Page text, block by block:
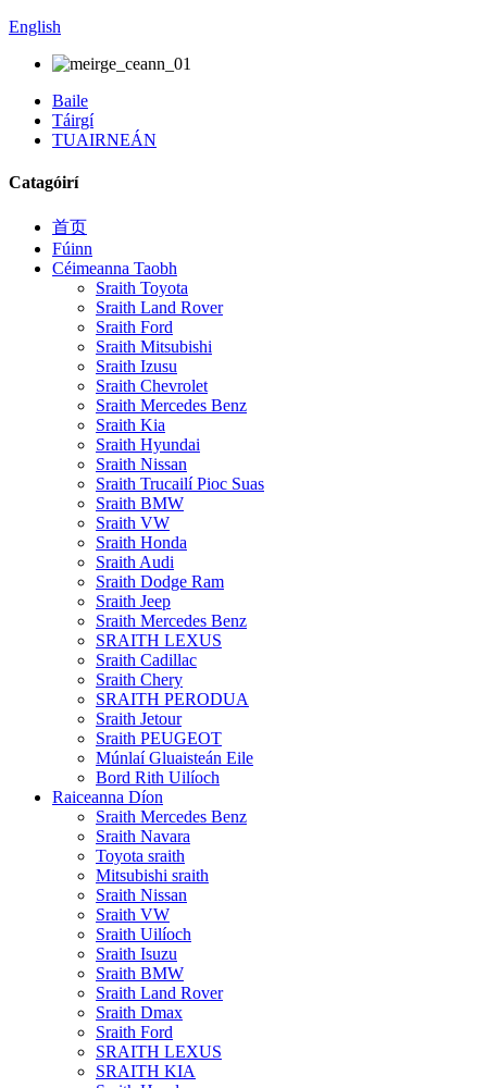
English
Baile
Táirgí
TUAIRNEÁN
Catagóirí
首页
Fúinn
Céimeanna Taobh
Sraith Toyota
Sraith Land Rover
Sraith Ford
Sraith Mitsubishi
Sraith Izusu
Sraith Chevrolet
Sraith Mercedes Benz
Sraith Kia
Sraith Hyundai
Sraith Nissan
Sraith Trucailí Pioc Suas
Sraith BMW
Sraith VW
Sraith Honda
Sraith Audi
Sraith Dodge Ram
Sraith Jeep
Sraith Mercedes Benz
SRAITH LEXUS
Sraith Cadillac
Sraith Chery
SRAITH PERODUA
Sraith Jetour
Sraith PEUGEOT
Múnlaí Gluaisteán Eile
Bord Rith Uilíoch
Raiceanna Díon
Sraith Mercedes Benz
Sraith Navara
Toyota sraith
Mitsubishi sraith
Sraith Nissan
Sraith VW
Sraith Uilíoch
Sraith Isuzu
Sraith BMW
Sraith Land Rover
Sraith Dmax
Sraith Ford
SRAITH LEXUS
SRAITH KIA